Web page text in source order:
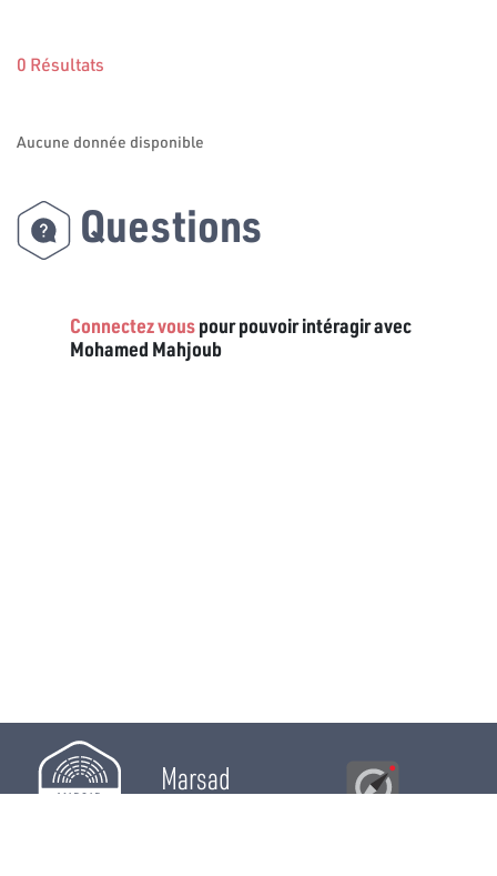
0 Résultats
Aucune donnée disponible
Questions
Connectez vouspour pouvoir intéragir avec
Mohamed Mahjoub
Marsad